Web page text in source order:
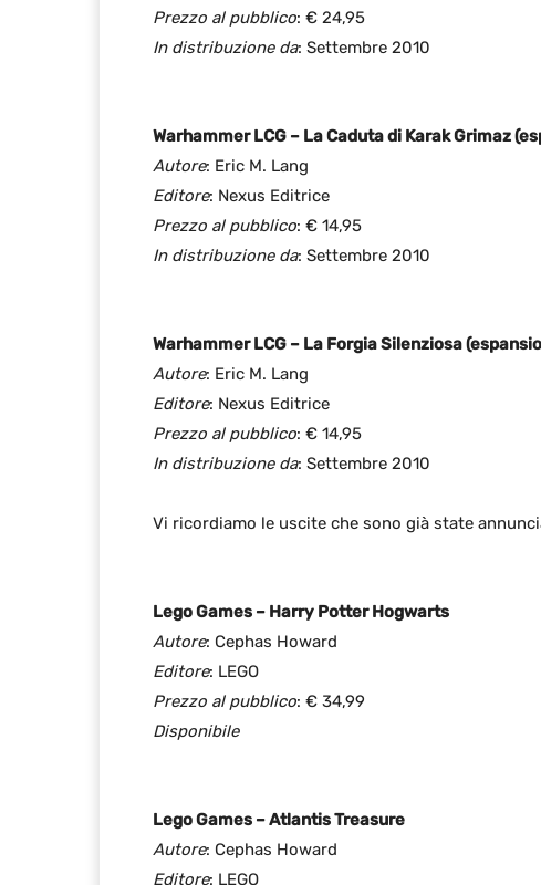
Prezzo al pubblico: € 24,95
In distribuzione da: Settembre 2010
Warhammer LCG – La Caduta di Karak Grimaz
Autore: Eric M. Lang
Editore: Nexus Editrice
Prezzo al pubblico: € 14,95
In distribuzione da: Settembre 2010
Warhammer LCG – La Forgia Silenziosa
Autore: Eric M. Lang
Editore: Nexus Editrice
Prezzo al pubblico: € 14,95
In distribuzione da: Settembre 2010
Vi ricordiamo le uscite che sono già state
Lego Games – Harry Potter Hogwarts
Autore: Cephas Howard
Editore: LEGO
Prezzo al pubblico: € 34,99
Disponibile
Lego Games – Atlantis Treasure
Autore: Cephas Howard
Editore: LEGO